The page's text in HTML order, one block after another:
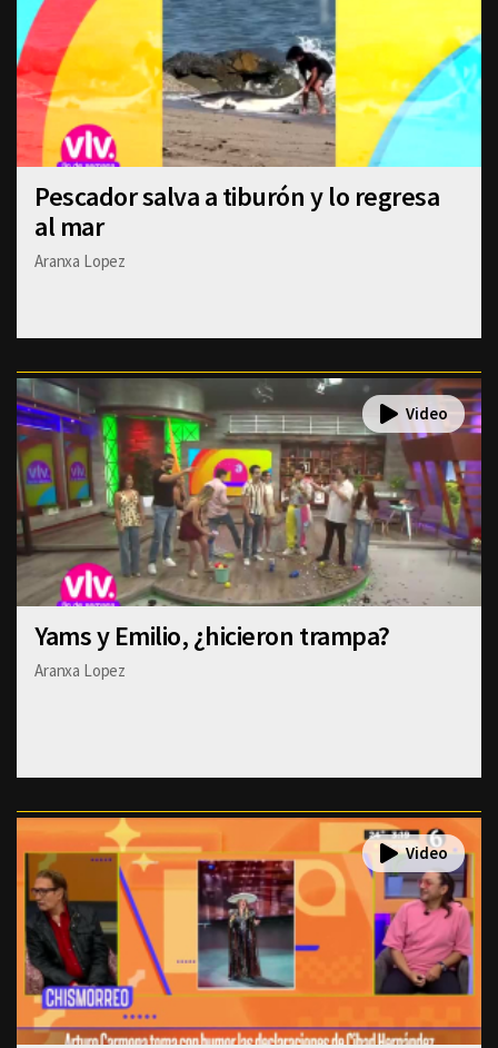
Pescador salva a tiburón y lo regresa
al mar
Aranxa Lopez
Yams y Emilio, ¿hicieron trampa?
Aranxa Lopez